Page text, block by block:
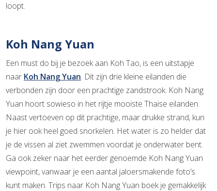
loopt.
Koh Nang Yuan
Een must do bij je bezoek aan Koh Tao, is een uitstapje
naar Koh Nang Yuan. Dit zijn drie kleine eilanden die
verbonden zijn door een prachtige zandstrook. Koh Nang
Yuan hoort sowieso in het rijtje mooiste Thaise eilanden.
Naast vertoeven op dit prachtige, maar drukke strand, kun
je hier ook heel goed snorkelen. Het water is zo helder dat
je de vissen al ziet zwemmen voordat je onderwater bent.
Ga ook zeker naar het eerder genoemde Koh Nang Yuan
viewpoint, vanwaar je een aantal jaloersmakende foto’s
kunt maken. Trips naar Koh Nang Yuan boek je gemakkelijk